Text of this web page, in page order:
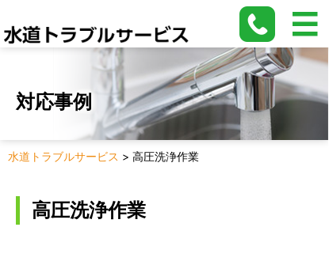
対応事例
水道トラブルサービス > 高圧洗浄作業
高圧洗浄作業